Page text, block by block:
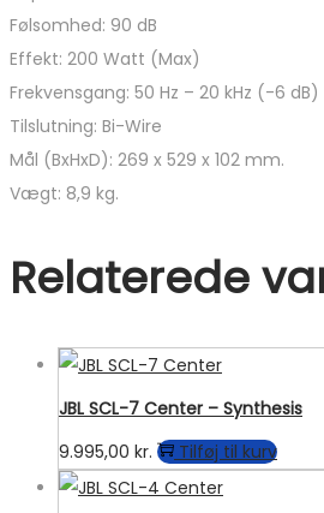
Følsomhed: 90 dB
Effekt: 200 Watt (Max)
Frekvensgang: 50 Hz – 20 kHz (-6 dB)
Tilslutning: Bi-Wire
Mål (BxHxD): 269 x 529 x 102 mm.
Vægt: 8,9 kg.
Relaterede
JBL SCL-7 Center – Synthesis
9.995,00 kr. Tilføj til kurv